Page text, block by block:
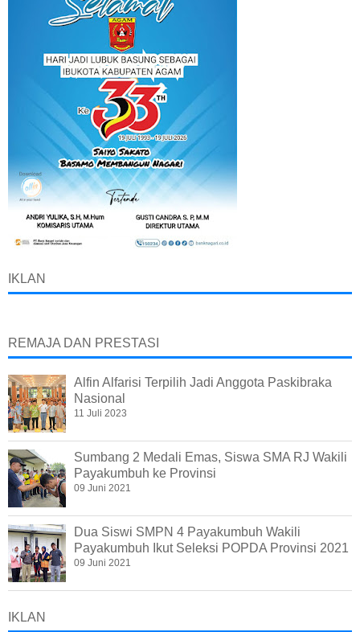
IKLAN
REMAJA DAN PRESTASI
Alfin Alfarisi Terpilih Jadi Anggota Paskibraka
Nasional
11 Juli 2023
Sumbang 2 Medali Emas, Siswa SMA RJ Wakili
Payakumbuh ke Provinsi
09 Juni 2021
Dua Siswi SMPN 4 Payakumbuh Wakili
Payakumbuh Ikut Seleksi POPDA Provinsi 2021
09 Juni 2021
IKLAN